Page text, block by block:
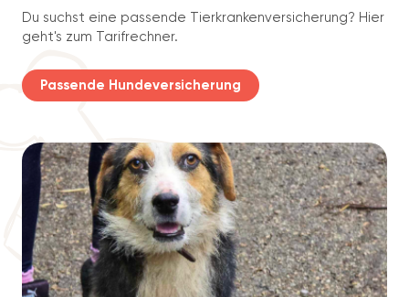
Du suchst eine passende Tierkrankenversicherung? Hier
geht's zum Tarifrechner.
Passende Hundeversicherung